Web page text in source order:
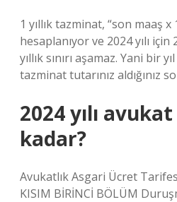
1 yıllık tazminat, “son maaş
hesaplanıyor ve 2024 yılı için
yıllık sınırı aşamaz. Yani bir
tazminat tutarınız aldığınız
2024 yılı
kadar?
Avukatlık Asgari Ücret Tarifesi
KISIM BİRİNCİ BÖLÜM